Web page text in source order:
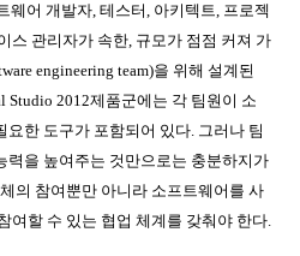
웨어 개발자, 테스터, 아키텍트, 프로젝
스 관리자가 속한, 규모가 점점 커져 가
engineering team)을 위해 설계된
Studio 2012제품군에는 각 팀원이 소
요한 도구가 포함되어 있다. 그러나 팀
력을 높여주는 것만으로는 충분하지가
의 참여뿐만 아니라 소프트웨어를 사
여할 수 있는 협업 체계를 갖춰야 한다.